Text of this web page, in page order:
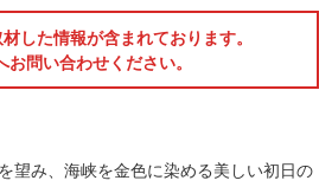
した情報が含まれております。
問い合わせください。
望み、海峡を金色に染める美しい初日の